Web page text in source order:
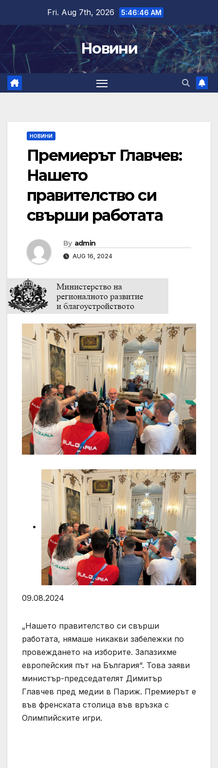
content
Fri. Aug 7th, 2026 5:46:47 AM
Новини
НОВИНИ
Премиерът Главчев:
Нашето
правителство си
свърши работата
By admin
AUG 16, 2024
09.08.2024
„Нашето правителство си свърши
работата, нямаше никакви забележки по
провеждането на изборите. Запазихме
европейския път на България“. Това заяви
министър-председателят Димитър
Главчев пред медии в Париж. Премиерът е
във френската столица във връзка с
Олимпийските игри.